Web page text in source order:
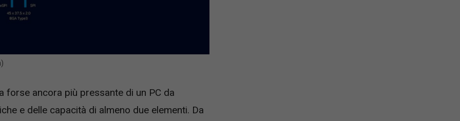
forse ancora più pressante di un PC da
e delle capacità di almeno due elementi. Da